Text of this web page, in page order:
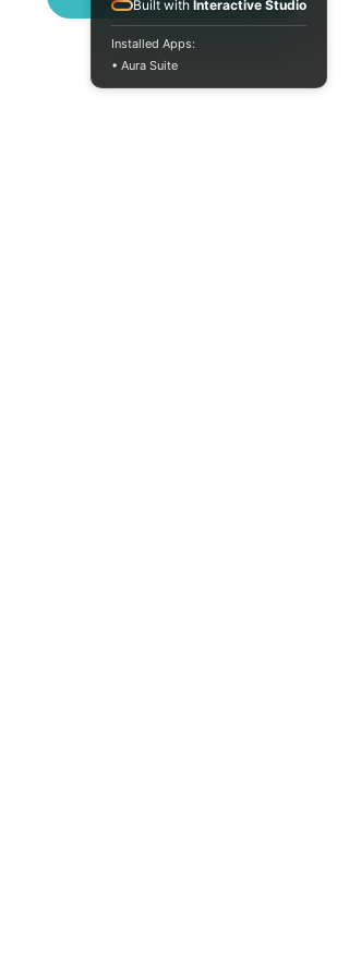
Built with Interactive Studio
Installed Apps:
• Aura Suite